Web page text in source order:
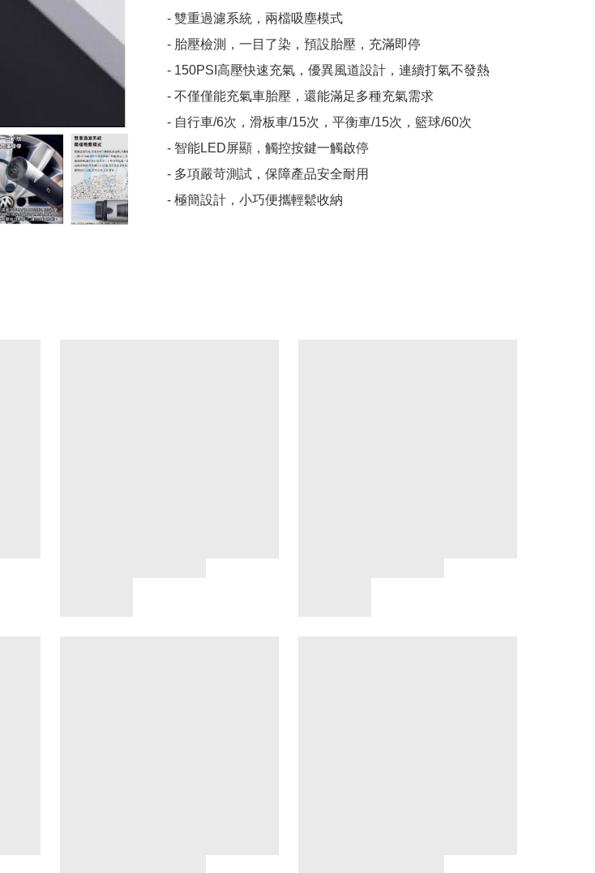
- 雙重過濾系統，兩檔吸塵模式
- 胎壓檢測，一目了染，預設胎壓，充滿即停
- 150PSI高壓快速充氣，優異風道設計，連續打氣不發熱
- 不僅僅能充氣車胎壓，還能滿足多種充氣需求
- 自行車/6次，滑板車/15次，平衡車/15次，籃球/60次
- 智能LED屏顯，觸控按鍵一觸啟停
- 多項嚴苛測試，保障產品安全耐用
- 極簡設計，小巧便攜輕鬆收納